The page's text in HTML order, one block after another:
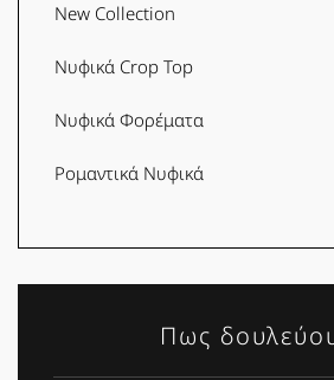
New Collection
Νυφικά Crop Top
Νυφικά Φορέματα
Ρομαντικά Νυφικά
Πως